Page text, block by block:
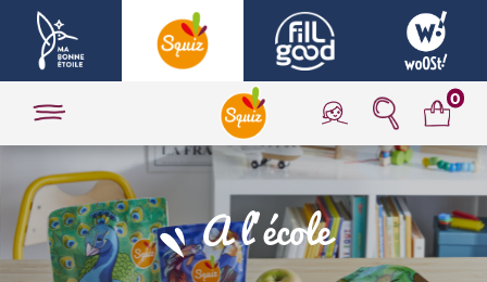
0
A l'école